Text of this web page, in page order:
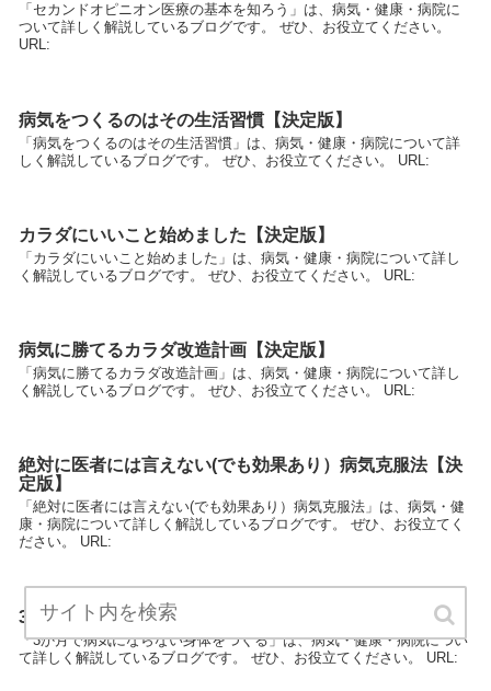
「セカンドオピニオン医療の基本を知ろう」は、病気・健康・病院に
ついて詳しく解説しているブログです。 ぜひ、お役立てください。
URL:
病気をつくるのはその生活習慣【決定版】
「病気をつくるのはその生活習慣」は、病気・健康・病院について詳
しく解説しているブログです。 ぜひ、お役立てください。 URL:
カラダにいいこと始めました【決定版】
「カラダにいいこと始めました」は、病気・健康・病院について詳し
く解説しているブログです。 ぜひ、お役立てください。 URL:
病気に勝てるカラダ改造計画【決定版】
「病気に勝てるカラダ改造計画」は、病気・健康・病院について詳し
く解説しているブログです。 ぜひ、お役立てください。 URL:
絶対に医者には言えない(でも効果あり）病気克服法【決
定版】
「絶対に医者には言えない(でも効果あり）病気克服法」は、病気・健
康・病院について詳しく解説しているブログです。 ぜひ、お役立てく
ださい。 URL:
3か月で病気にならない身体をつくる【決定版】
「3か月で病気にならない身体をつくる」は、病気・健康・病院につい
て詳しく解説しているブログです。 ぜひ、お役立てください。 URL: